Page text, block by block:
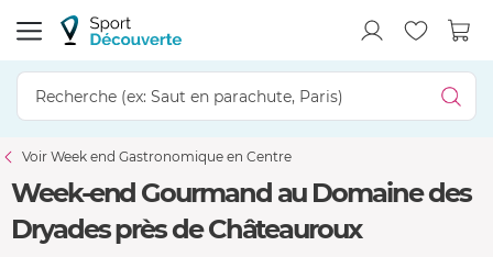
Voir Week end Gastronomique en Centre
Week-end Gourmand au Domaine des
Dryades près de Châteauroux